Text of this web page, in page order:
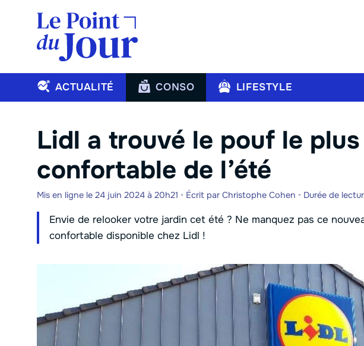
contenu
ACTUALITÉ CONSO LIFESTYLE
Lidl a trouvé le pouf le
confortable de l’été
Mis en ligne le 24 juin 2024 à 20h21 • Écrit par Christophe Cohen • Durée de
Envie de relooker votre jardin cet été ? Ne manquez pas ce
confortable disponible chez Lidl !